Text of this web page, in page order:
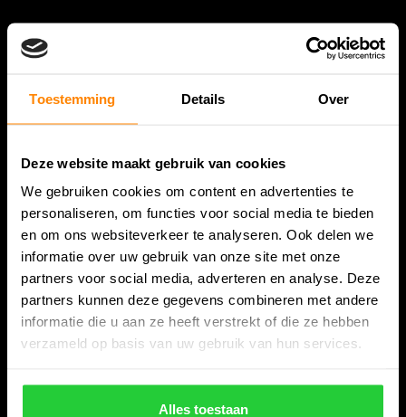
Toestemming Details Over
Deze website maakt gebruik van cookies
We gebruiken cookies om content en advertenties te
personaliseren, om functies voor social media te bieden
en om ons websiteverkeer te analyseren. Ook delen we
informatie over uw gebruik van onze site met onze
partners voor social media, adverteren en analyse. Deze
partners kunnen deze gegevens combineren met andere
informatie die u aan ze heeft verstrekt of die ze hebben
verzameld op basis van uw gebruik van hun services.
Alles toestaan
Bespanracket.nl is dé racketspecialist van Lelystad en
omstreken.
Snijdersstraat 6
8224 AA Lelystad
Nederland
06-57276080
info@bespanracket.nl